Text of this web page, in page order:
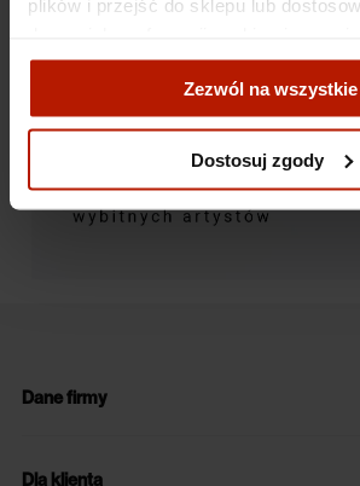
plików i przejść do sklepu lub
zgody".
Więcej o plikach cookies przeczytasz
Zezwól na wszystkie
Dostosuj zgody
Dane firmy
Dla klienta